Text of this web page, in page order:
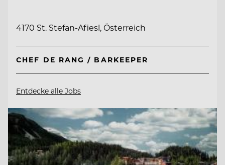
4170 St. Stefan-Afiesl, Österreich
CHEF DE RANG / BARKEEPER
Entdecke alle Jobs